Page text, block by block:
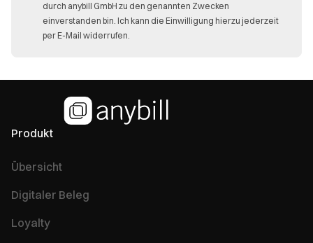
durch anybill GmbH zu den genannten Zwecken
einverstanden bin. Ich kann die Einwilligung hierzu jederzeit
per E-Mail widerrufen.
Produkt
Übersicht
Digitaler Beleg
Loyalty